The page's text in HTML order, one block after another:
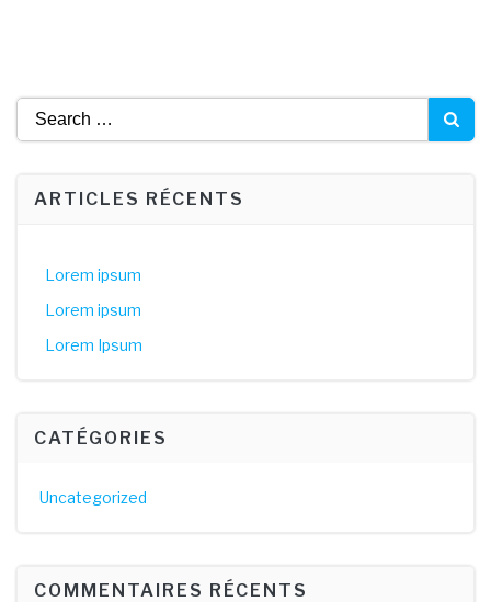
Search
ARTICLES RÉCENTS
Lorem ipsum
Lorem ipsum
Lorem Ipsum
CATÉGORIES
Uncategorized
COMMENTAIRES RÉCENTS